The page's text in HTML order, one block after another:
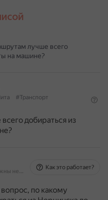
лучше всего
на машине?
#Транспорт
добираться из
На основе источников, возможны неточности
Как это работает?
по какому